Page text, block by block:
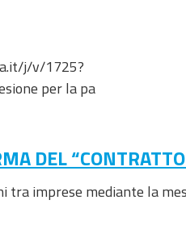
j/v/1725?
per la pa
DEL
tra imprese mediante la